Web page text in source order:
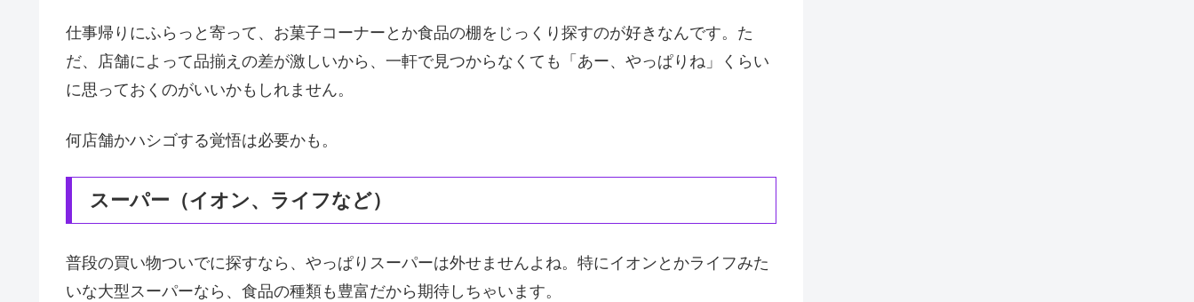
仕事帰りにふらっと寄って、お菓子コーナーとか食品の棚をじっくり探すのが好きなんです。た
だ、店舗によって品揃えの差が激しいから、一軒で見つからなくても「あー、やっぱりね」くらい
に思っておくのがいいかもしれません。
何店舗かハシゴする覚悟は必要かも。
スーパー（イオン、ライフなど）
普段の買い物ついでに探すなら、やっぱりスーパーは外せませんよね。特にイオンとかライフみた
いな大型スーパーなら、食品の種類も豊富だから期待しちゃいます。